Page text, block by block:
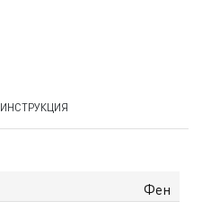
ИНСТРУКЦИЯ
Фен